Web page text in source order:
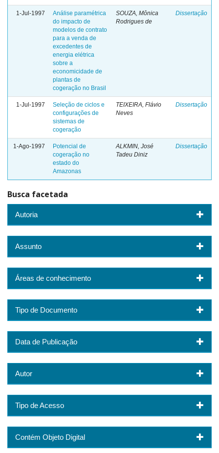
1-Jul-1997
Análise paramétrica
do impacto de
modelos de contrato
para a venda de
excedentes de
energia elétrica
sobre a
economicidade de
plantas de
cogeração no Brasil
SOUZA, Mônica
Rodrigues de
Dissertação
1-Jul-1997
Seleção de ciclos e
configurações de
sistemas de
cogeração
TEIXEIRA, Flávio
Neves
Dissertação
1-Ago-1997
Potencial de
cogeração no
estado do
Amazonas
ALKMIN, José
Tadeu Diniz
Dissertação
Busca facetada
Autoria
Assunto
Áreas de conhecimento
Tipo de Documento
Data de Publicação
Autor
Tipo de Acesso
Contém Objeto Digital